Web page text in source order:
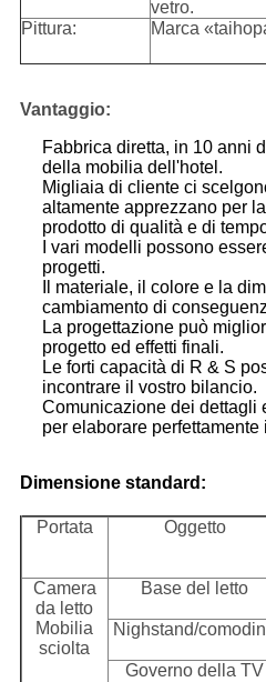
vetro.
Pittura:
Marca
Vantaggio:
Fabbrica diretta, in 10 anni
della mobilia dell'hotel.
Migliaia di cliente ci
altamente apprezzano per
prodotto di qualità e di
I vari modelli possono
progetti.
Il materiale, il colore e la
cambiamento di
La progettazione può
progetto ed effetti finali.
Le forti capacità di R & S
incontrare il vostro bilancio.
Comunicazione dei dettagli
per elaborare perfettamente
Dimensione standard:
Portata Oggetto
Camera
da letto
Mobilia
sciolta
Base del letto
Nighstand/
Governo della TV